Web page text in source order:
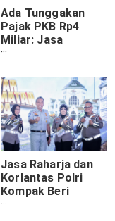
Ada Tunggakan
Pajak PKB Rp4
Miliar: Jasa
Raharja dan
Gelar Forum
Komunikasi
Jasa Raharja dan
Korlantas Polri
Kompak Beri
Edukasi